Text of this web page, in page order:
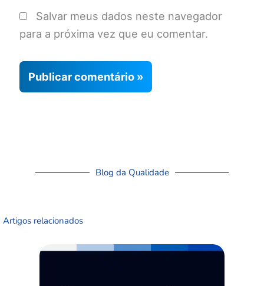
Salvar meus dados neste navegador
para a próxima vez que eu comentar.
Blog da Qualidade
Artigos relacionados